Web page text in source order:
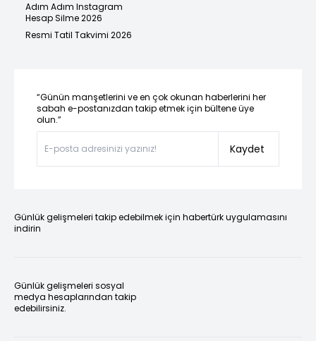
Adım Adım Instagram
Hesap Silme 2026
Resmi Tatil Takvimi 2026
“Günün manşetlerini ve en çok okunan haberlerini her
sabah e-postanızdan takip etmek için bültene üye
olun.”
Kaydet
Günlük gelişmeleri takip edebilmek için habertürk uygulamasını
indirin
Günlük gelişmeleri sosyal
medya hesaplarından takip
edebilirsiniz.